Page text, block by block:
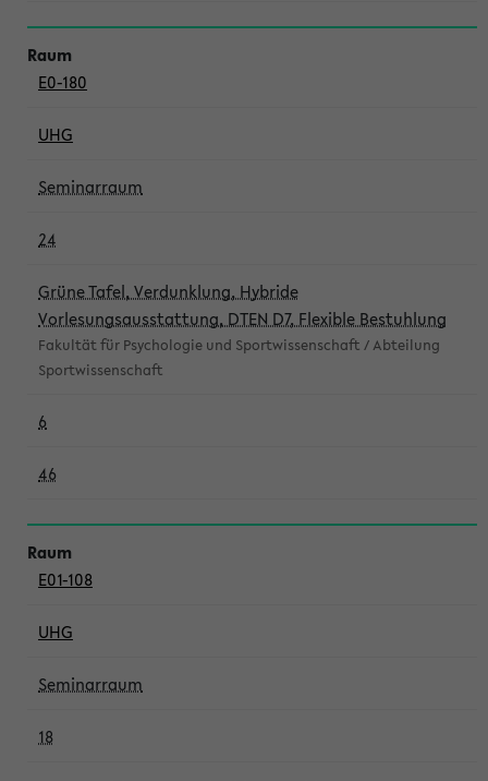
E0-180
UHG
Seminarraum
24
Grüne Tafel, Verdunklung, Hybride
Vorlesungsausstattung, DTEN D7, Flexible Bestuhlung
Fakultät für Psychologie und Sportwissenschaft / Abteilung
Sportwissenschaft
6
46
E01-108
UHG
Seminarraum
18